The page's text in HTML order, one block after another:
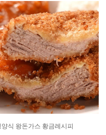
식 왕돈가스 황금레시피